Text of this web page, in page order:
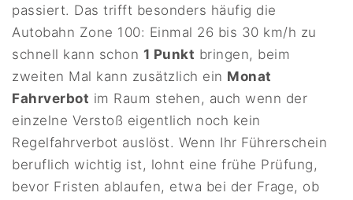
passiert. Das trifft besonders häufig die
Autobahn Zone 100: Einmal 26 bis 30 km/h zu
schnell kann schon 1 Punkt bringen, beim
zweiten Mal kann zusätzlich ein Monat
Fahrverbot im Raum stehen, auch wenn der
einzelne Verstoß eigentlich noch kein
Regelfahrverbot auslöst. Wenn Ihr Führerschein
beruflich wichtig ist, lohnt eine frühe Prüfung,
bevor Fristen ablaufen, etwa bei der Frage, ob